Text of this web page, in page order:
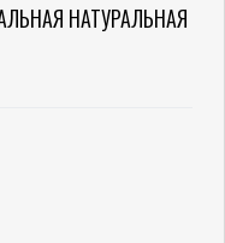
НАТУРАЛЬНАЯ